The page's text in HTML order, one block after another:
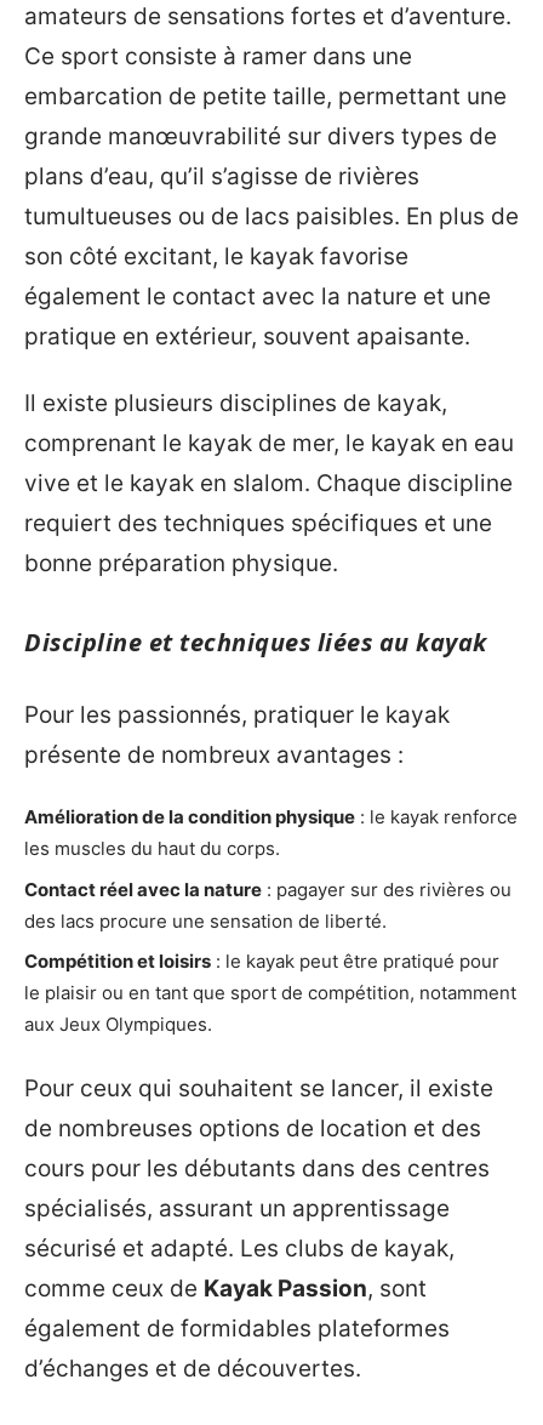
amateurs de sensations fortes et d’aventure.
Ce sport consiste à ramer dans une
embarcation de petite taille, permettant une
grande manœuvrabilité sur divers types de
plans d’eau, qu’il s’agisse de rivières
tumultueuses ou de lacs paisibles. En plus de
son côté excitant, le kayak favorise
également le contact avec la nature et une
pratique en extérieur, souvent apaisante.
Il existe plusieurs disciplines de kayak,
comprenant le kayak de mer, le kayak en eau
vive et le kayak en slalom. Chaque discipline
requiert des techniques spécifiques et une
bonne préparation physique.
Discipline et techniques liées au kayak
Pour les passionnés, pratiquer le kayak
présente de nombreux avantages :
Amélioration de la condition physique : le kayak renforce
les muscles du haut du corps.
Contact réel avec la nature : pagayer sur des rivières ou
des lacs procure une sensation de liberté.
Compétition et loisirs : le kayak peut être pratiqué pour
le plaisir ou en tant que sport de compétition, notamment
aux Jeux Olympiques.
Pour ceux qui souhaitent se lancer, il existe
de nombreuses options de location et des
cours pour les débutants dans des centres
spécialisés, assurant un apprentissage
sécurisé et adapté. Les clubs de kayak,
comme ceux de Kayak Passion, sont
également de formidables plateformes
d’échanges et de découvertes.